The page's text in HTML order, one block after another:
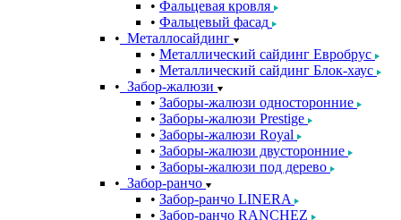
Фальцевая кровля
Фальцевый фасад
Металлосайдинг
Металлический сайдинг Евробрус
Металлический сайдинг Блок-хаус
Забор-жалюзи
Заборы-жалюзи односторонние
Заборы-жалюзи Prestige
Заборы-жалюзи Royal
Заборы-жалюзи двусторонние
Заборы-жалюзи под дерево
Забор-ранчо
Забор-ранчо LINERA
Забор-ранчо RANCHEZ